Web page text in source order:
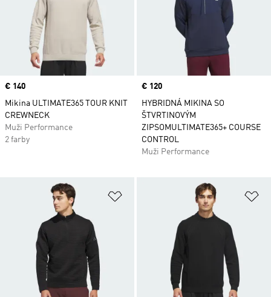
Price
€ 140
Mikina ULTIMATE365 TOUR KNIT
CREWNECK
Muži Performance
2 farby
Price
€ 120
HYBRIDNÁ MIKINA SO
ŠTVRTINOVÝM
ZIPSOMULTIMATE365+ COURSE
CONTROL
Muži Performance
Pridať do zoznamu želaných